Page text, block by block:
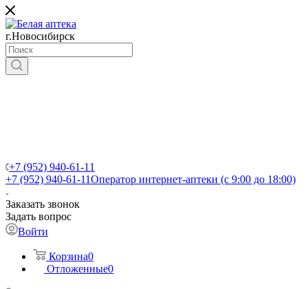
г.Новосибирск
+7 (952) 940-61-11
+7 (952) 940-61-11Оператор интернет-аптеки (с 9:00 до 18:00)
Заказать звонок
Задать вопрос
Войти
Корзина0
Отложенные0